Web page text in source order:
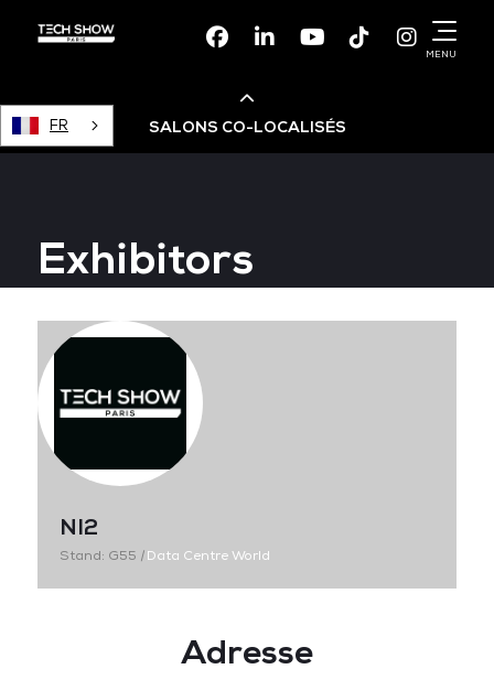
FacebookLinkedinYoutubeTikTok
MENU
FR SALONS CO-LOCALISÉS
Devops Live
Cloud & Cyber Security
Data & AI Leaders Summit
Data Centre World
Exhibitors
NI2
Stand: G55 |Data Centre World
Adresse